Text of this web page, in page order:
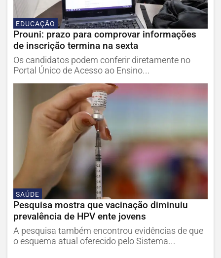
EDUCAÇÃO
Prouni: prazo para comprovar informações
de inscrição termina na sexta
Os candidatos podem conferir diretamente no
Portal Único de Acesso ao Ensino...
SAÚDE
Pesquisa mostra que vacinação diminuiu
prevalência de HPV ente jovens
A pesquisa também encontrou evidências de que
o esquema atual oferecido pelo Sistema...